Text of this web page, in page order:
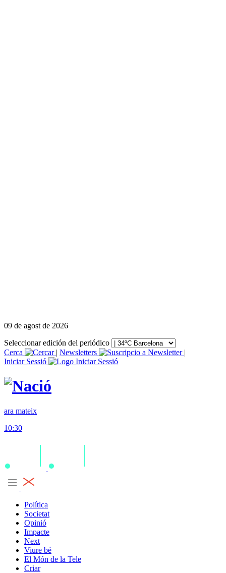
09 de agost de 2026
Seleccionar edición del periódico
Cerca
| Newsletters
|
Iniciar Sessió
ara mateix
10:30
Política
Societat
Opinió
Impacte
Next
Viure bé
El Món de la Tele
Criar